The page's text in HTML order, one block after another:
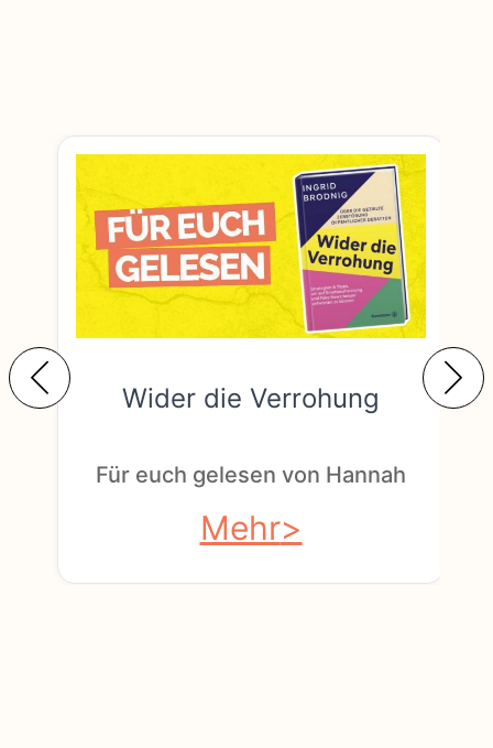
Wider die Verrohung
Für euch gelesen von Hannah
Mehr